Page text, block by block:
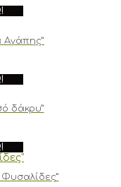
Αγάπης”
δάκρυ”